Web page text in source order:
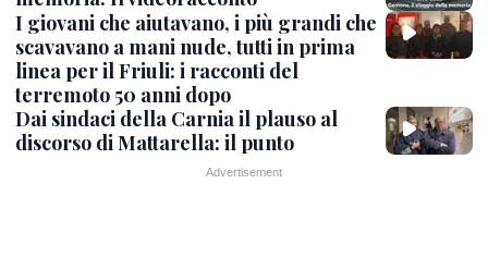
I giovani che aiutavano, i più grandi che
scavavano a mani nude, tutti in prima
linea per il Friuli: i racconti del
terremoto 50 anni dopo
Dai sindaci della Carnia il plauso al
discorso di Mattarella: il punto